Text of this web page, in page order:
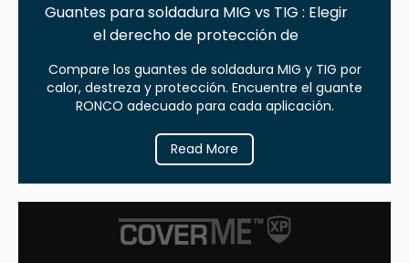
Guantes para soldadura MIG vs TIG : Elegir
el derecho de protección de
Compare los guantes de soldadura MIG y TIG por
calor, destreza y protección. Encuentre el guante
RONCO adecuado para cada aplicación.
Read More